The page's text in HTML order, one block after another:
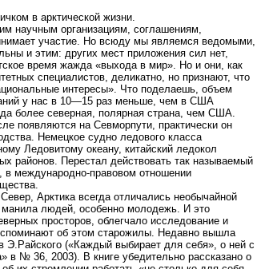
в арктической жизни.
научным организациям, соглашениям,
участие. Но всюду мы являемся ведомыми,
и этим: других мест приложения сил нет,
время жажда «выхода в мир». Но и они, как
специалистов, деликатно, но признают, что
интересы». Что поделаешь, объем
у нас в 10—15 раз меньше, чем в США
более северная, полярная страна, чем США.
появляются на Севморпути, практически он
Немецкое судно ледового класса
Ледовитому океану, китайский ледокол
районов. Перестал действовать так называемый
в международно-правовом отношении
Арктика всегда отличались необычайной
манила людей, особенно молодежь. И это
просторов, облегчало исследование и
об этом старожилы. Недавно вышла
Э.Райского («Каждый выбирает для себя», о ней с
в № 36, 2003). В книге убедительно рассказано о